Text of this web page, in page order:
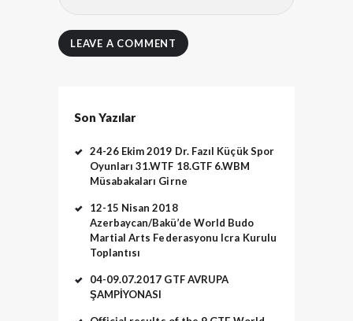
Son Yazılar
24-26 Ekim 2019 Dr. Fazıl Küçük Spor
Oyunları 31.WTF 18.GTF 6.WBM
Müsabakaları Girne
12-15 Nisan 2018
Azerbaycan/Bakü’de World Budo
Martial Arts Federasyonu Icra Kurulu
Toplantısı
04-09.07.2017 GTF AVRUPA
ŞAMPİYONASI